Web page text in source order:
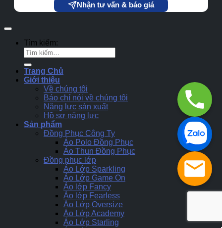
Nhận tư vấn & báo giá
Tìm kiếm:
Trang Chủ
Giới thiệu
Về chúng tôi
Báo chí nói về chúng tôi
Năng lực sản xuất
Hồ sơ năng lực
Sản phẩm
Đồng Phục Công Ty
Áo Polo Đồng Phục
Áo Thun Đồng Phục
Đồng phục lớp
Áo Lớp Sparkling
Áo Lớp Game On
Áo lớp Fancy
Áo lớp Fearless
Áo Lớp Oversize
Áo Lớp Academy
Áo Lớp Starling